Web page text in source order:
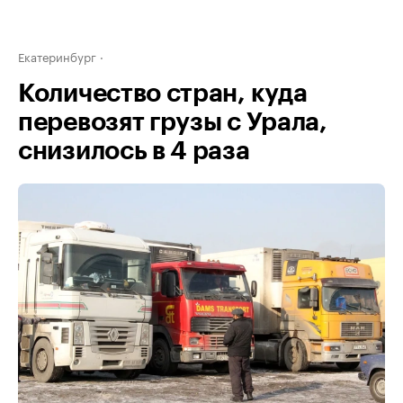
Екатеринбург
Количество стран, куда
перевозят грузы с Урала,
снизилось в 4 раза